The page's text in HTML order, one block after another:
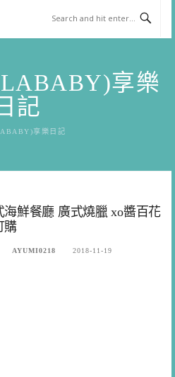
享樂
記
享樂日記
鮮餐廳 廣式燒臘 xo醬百花
購
AYUMI0218 2018-11-19